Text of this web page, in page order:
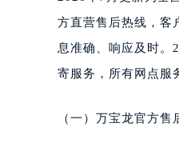
大
佛
东莞
无锡
苏州
方直营售后热线，客
息准确、响应及时。
寄服务，所有网点服
（一）万宝龙官方